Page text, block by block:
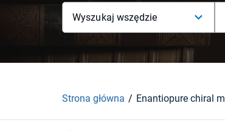
Wyszukaj wszędzie
Strona główna